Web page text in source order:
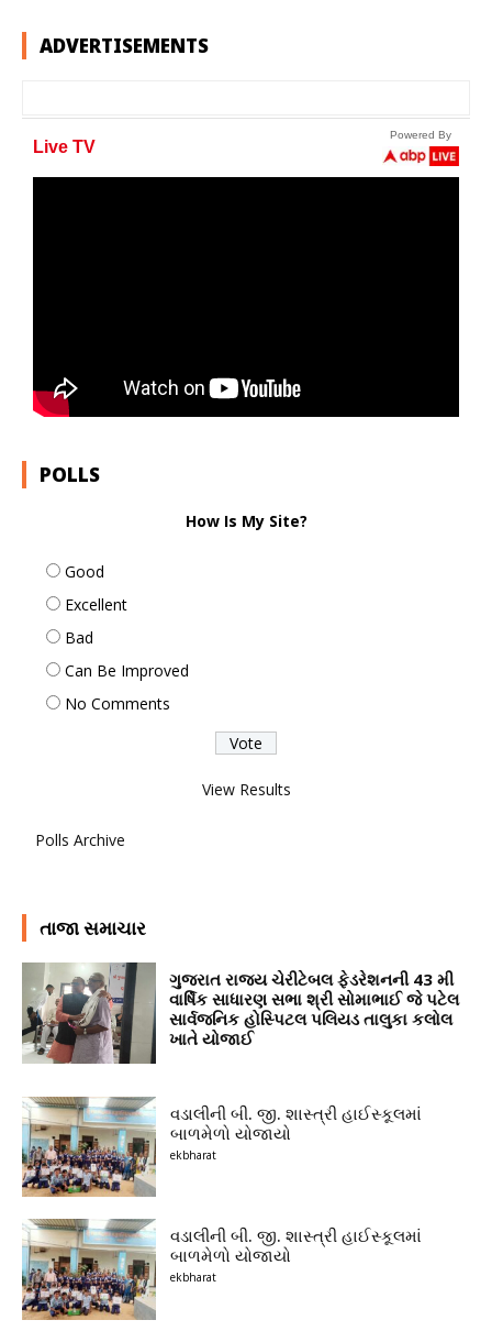
ADVERTISEMENTS
POLLS
How Is My Site?
Good
Excellent
Bad
Can Be Improved
No Comments
View Results
Polls Archive
તાજા સમાચાર
ગુજરાત રાજ્ય ચેરીટેબલ ફેડરેશનની 43 મી
વાર્ષિક સાધારણ સભા શ્રી સોમાભાઈ જે પટેલ
સાર્વજનિક હોસ્પિટલ પલિયડ તાલુકા કલોલ
ખાતે યોજાઈ
વડાલીની બી. જી. શાસ્ત્રી હાઈસ્કૂલમાં
બાળમેળો યોજાયો
ekbharat
વડાલીની બી. જી. શાસ્ત્રી હાઈસ્કૂલમાં
બાળમેળો યોજાયો
ekbharat